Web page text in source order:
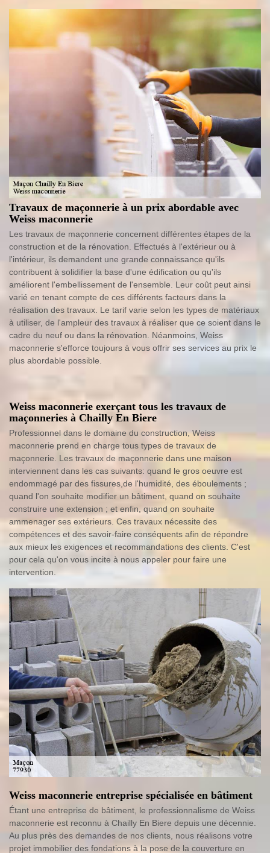
Travaux de maçonnerie à un prix abordable avec
Weiss maconnerie
Les travaux de maçonnerie concernent différentes étapes de la
construction et de la rénovation. Effectués à l'extérieur ou à
l'intérieur, ils demandent une grande connaissance qu'ils
contribuent à solidifier la base d'une édification ou qu'ils
améliorent l'embellissement de l'ensemble. Leur coût peut ainsi
varié en tenant compte de ces différents facteurs dans la
réalisation des travaux. Le tarif varie selon les types de matériaux
à utiliser, de l'ampleur des travaux à réaliser que ce soient dans le
cadre du neuf ou dans la rénovation. Néanmoins, Weiss
maconnerie s'efforce toujours à vous offrir ses services au prix le
plus abordable possible.
Weiss maconnerie exerçant tous les travaux de
maçonneries à Chailly En Biere
Professionnel dans le domaine du construction, Weiss
maconnerie prend en charge tous types de travaux de
maçonnerie. Les travaux de maçonnerie dans une maison
interviennent dans les cas suivants: quand le gros oeuvre est
endommagé par des fissures,de l'humidité, des éboulements ;
quand l'on souhaite modifier un bâtiment, quand on souhaite
construire une extension ; et enfin, quand on souhaite
ammenager ses extérieurs. Ces travaux nécessite des
compétences et des savoir-faire conséquents afin de répondre
aux mieux les exigences et recommandations des clients. C'est
pour cela qu'on vous incite à nous appeler pour faire une
intervention.
Weiss maconnerie entreprise spécialisée en bâtiment
Étant une entreprise de bâtiment, le professionnalisme de Weiss
maconnerie est reconnu à Chailly En Biere depuis une décennie.
Au plus près des demandes de nos clients, nous réalisons votre
projet immobilier des fondations à la pose de la couverture en